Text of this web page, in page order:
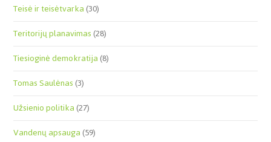
Teisė ir teisėtvarka(30)
Teritorijų planavimas(28)
Tiesioginė demokratija(8)
Tomas Saulėnas(3)
Užsienio politika(27)
Vandenų apsauga(59)